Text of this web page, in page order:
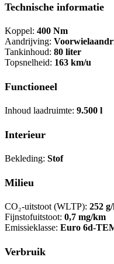
Technische informatie
Koppel: 400 Nm
Aandrijving:
Tankinhoud: 80 liter
Topsnelheid: 163 km/u
Functioneel
Inhoud laadruimte: 9.500 l
Interieur
Bekleding: Stof
Milieu
CO₂-uitstoot (WLTP): 252
Fijnstofuitstoot: 0,7 mg/km
Emissieklasse: Euro 6d-
Verbruik